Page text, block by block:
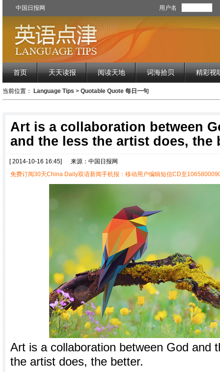
中国日报网 用户名
首页 天天读报 阅读天地 词海拾贝 精彩视
当前位置： Language Tips > Quotable Quote 每日一句
Art is a collaboration between
and the less the artist does, the
[ 2014-10-16 16:45]
来源：中国日报网
免费订阅30天China Daily双语新闻手机报：移动用户编辑短信CD至
Art is a collaboration between God and
the artist does, the better.